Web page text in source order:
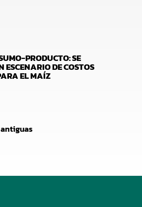
PRODUCTO: SE
ESCENARIO DE COSTOS
EL MAÍZ